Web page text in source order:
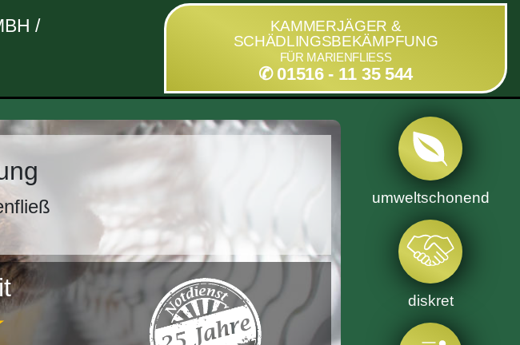
/
KAMMERJÄGER &
SCHÄDLINGSBEKÄMPFUNG
FÜR MARIENFLIESS
✆ 01516 - 11 35 544
umweltschonend
diskret